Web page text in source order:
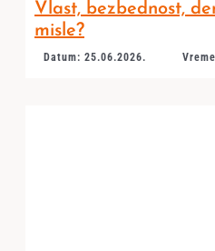
Vlast, bezbednost,
misle?
Datum: 25.06.2026.